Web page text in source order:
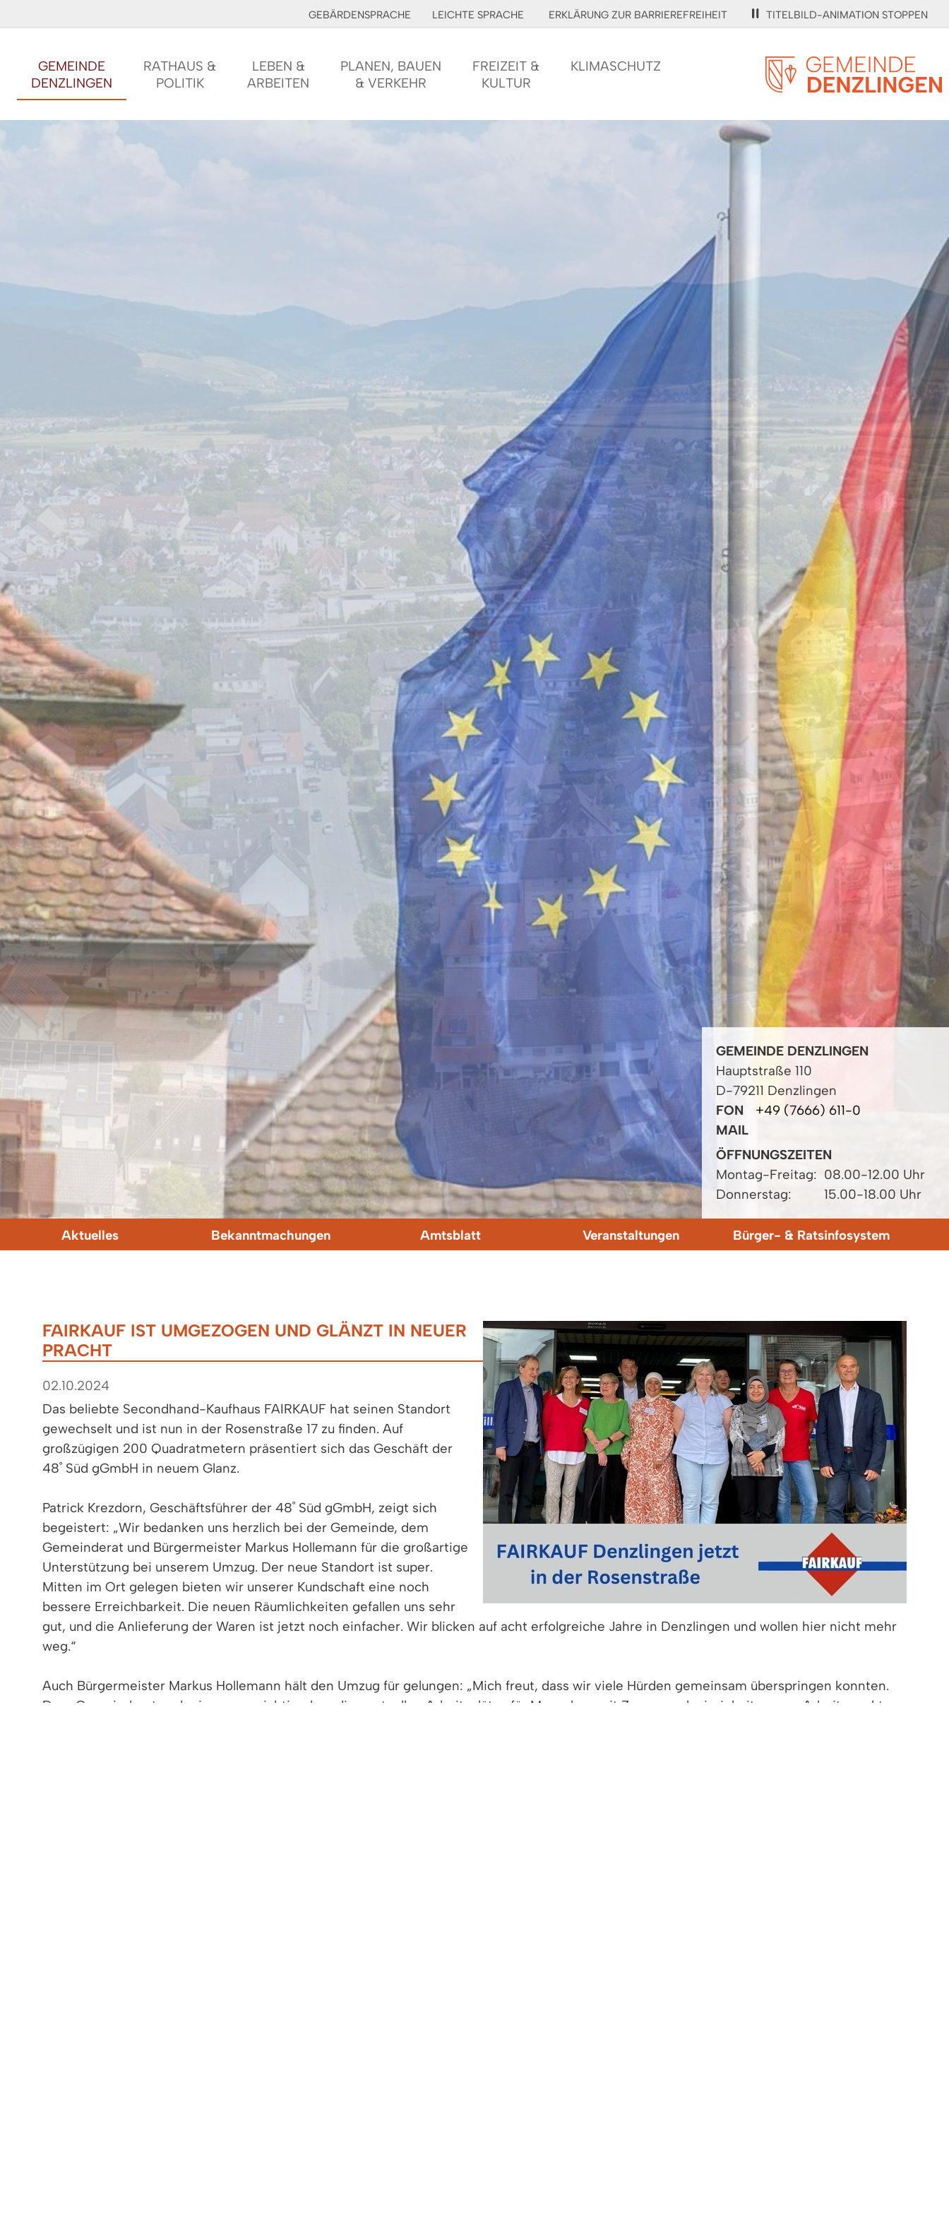
GEBÄRDENSPRACHE LEICHTE SPRACHE ERKLÄRUNG ZUR BARRIEREFREIHEIT TITELBILD-ANIMATION STOPPEN
GEMEINDE
DENZLINGEN
RATHAUS &
POLITIK
LEBEN &
ARBEITEN
PLANEN, BAUEN
& VERKEHR
FREIZEIT &
KULTUR
KLIMASCHUTZ
GEMEINDE DENZLINGEN
Hauptstraße 110
D-79211 Denzlingen
FON
+49 (7666) 611-0
MAIL
ÖFFNUNGSZEITEN
Montag-Freitag: 08.00-12.00 Uhr
Donnerstag:
15.00-18.00 Uhr
Aktuelles Bekanntmachungen Amtsblatt Veranstaltungen Bürger- & Ratsinfosystem
FAIRKAUF IST UMGEZOGEN UND GLÄNZT IN NEUER
PRACHT
02.10.2024
Das beliebte Secondhand-Kaufhaus FAIRKAUF hat seinen Standort
gewechselt und ist nun in der Rosenstraße 17 zu finden. Auf
großzügigen 200 Quadratmetern präsentiert sich das Geschäft der
48˚ Süd gGmbH in neuem Glanz.
Patrick Krezdorn, Geschäftsführer der 48˚ Süd gGmbH, zeigt sich
begeistert: „Wir bedanken uns herzlich bei der Gemeinde, dem
Gemeinderat und Bürgermeister Markus Hollemann für die großartige
Unterstützung bei unserem Umzug. Der neue Standort ist super.
Mitten im Ort gelegen bieten wir unserer Kundschaft eine noch
bessere Erreichbarkeit. Die neuen Räumlichkeiten gefallen uns sehr
gut, und die Anlieferung der Waren ist jetzt noch einfacher. Wir blicken auf acht erfolgreiche Jahre in Denzlingen und wollen hier nicht mehr
weg.“
Auch Bürgermeister Markus Hollemann hält den Umzug für gelungen: „Mich freut, dass wir viele Hürden gemeinsam überspringen konnten.
Dem Gemeinderat und mir war es wichtig, dass die wertvollen Arbeitsplätze für Menschen mit Zugangsschwierigkeiten zum Arbeitsmarkt